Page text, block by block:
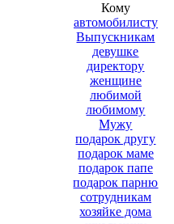
Кому
автомобилисту
Выпускникам
девушке
директору
женщине
любимой
любимому
Мужу
подарок другу
подарок маме
подарок папе
подарок парню
сотрудникам
хозяйке дома